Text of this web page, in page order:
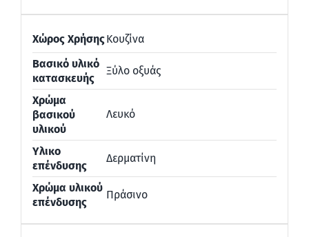
Χώρος ΧρήσηςΚουζίνα
Βασικό υλικό
κατασκευής
Ξύλο οξυάς
Χρώμα
βασικού
υλικού
Λευκό
Υλικο
επένδυσης
Δερματίνη
Χρώμα υλικού
επένδυσης
Πράσινο